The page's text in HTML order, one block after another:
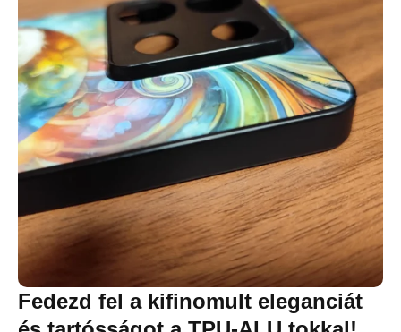
Fedezd fel a kifinomult eleganciát